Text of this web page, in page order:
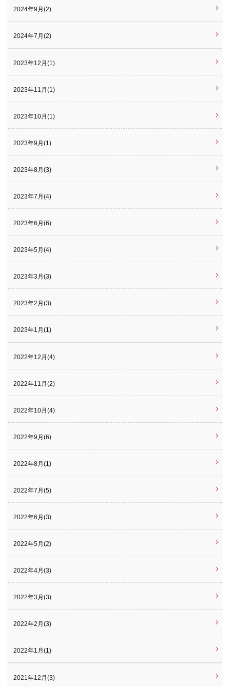
2024年9月(2)
2024年7月(2)
2023年12月(1)
2023年11月(1)
2023年10月(1)
2023年9月(1)
2023年8月(3)
2023年7月(4)
2023年6月(6)
2023年5月(4)
2023年3月(3)
2023年2月(3)
2023年1月(1)
2022年12月(4)
2022年11月(2)
2022年10月(4)
2022年9月(6)
2022年8月(1)
2022年7月(5)
2022年6月(3)
2022年5月(2)
2022年4月(3)
2022年3月(3)
2022年2月(3)
2022年1月(1)
2021年12月(3)